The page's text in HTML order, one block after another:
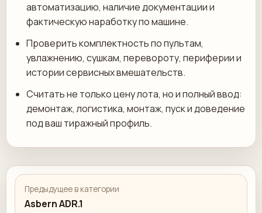
автоматизацию, наличие документации и
фактическую наработку по машине.
Проверить комплектность по пультам,
увлажнению, сушкам, перевороту, периферии и
истории сервисных вмешательств.
Считать не только цену лота, но и полный ввод:
демонтаж, логистика, монтаж, пуск и доведение
под ваш тиражный профиль.
Предыдущее в категории
Asbern ADR.1